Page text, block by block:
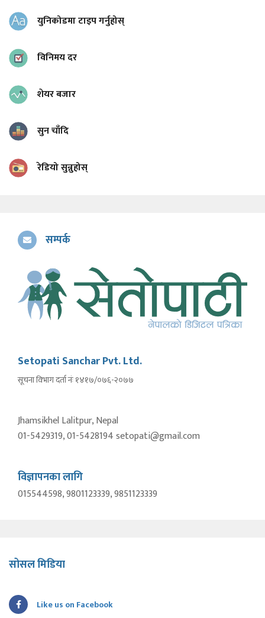
युनिकोडमा टाइप गर्नुहोस्
विनिमय दर
शेयर बजार
सुन चाँदि
रेडियो सुन्नुहोस्
सम्पर्क
Setopati Sanchar Pvt. Ltd.
सूचना विभाग दर्ता नंः १४१७/०७६-२०७७
Jhamsikhel Lalitpur, Nepal
01-5429319, 01-5428194 setopati@gmail.com
विज्ञापनका लागि
015544598, 9801123339, 9851123339
सोसल मिडिया
Like us on Facebook